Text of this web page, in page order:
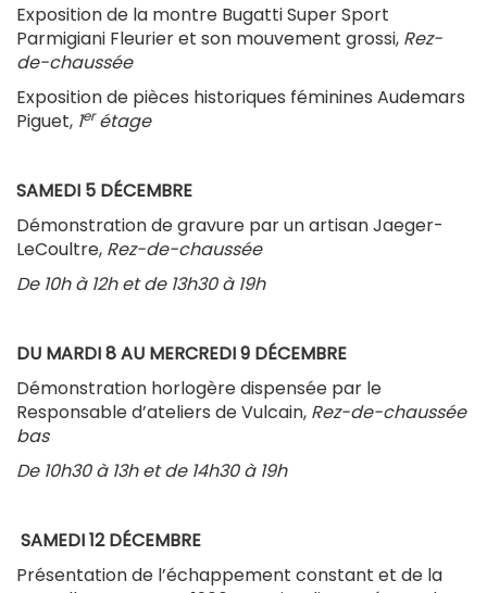
Exposition de la montre Bugatti Super Sport
Parmigiani Fleurier et son mouvement grossi, Rez-
de-chaussée
Exposition de pièces historiques féminines Audemars
Piguet, 1erétage
SAMEDI 5 DÉCEMBRE
Démonstration de gravure par un artisan Jaeger-
LeCoultre, Rez-de-chaussée
De 10h à 12h et de 13h30 à 19h
DU MARDI 8 AU MERCREDI 9 DÉCEMBRE
Démonstration horlogère dispensée par le
Responsable d’ateliers de Vulcain, Rez-de-chaussée
bas
De 10h30 à 13h et de 14h30 à 19h
SAMEDI 12 DÉCEMBRE
Présentation de l’échappement constant et de la